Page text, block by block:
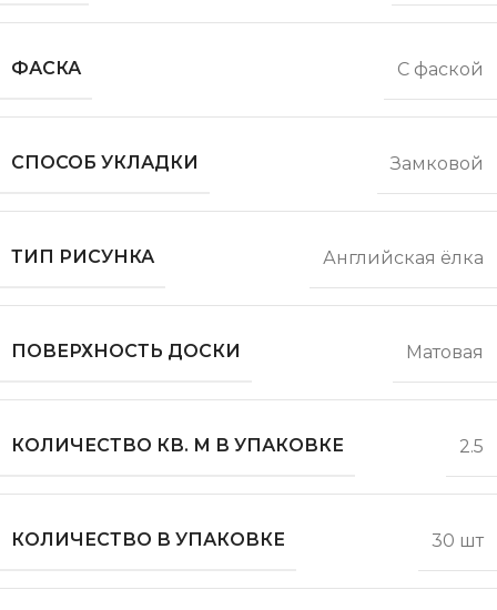
ФАСКА С фаской
СПОСОБ УКЛАДКИ Замковой
ТИП РИСУНКА Английская ёлка
ПОВЕРХНОСТЬ ДОСКИ Матовая
КОЛИЧЕСТВО КВ. М В УПАКОВКЕ 2.5
КОЛИЧЕСТВО В УПАКОВКЕ 30 шт